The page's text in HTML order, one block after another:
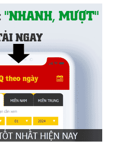
theo).
cấm thử hạt nhân (ngày 5 tháng 10).
quy tắc đa số (ngày 18 tháng